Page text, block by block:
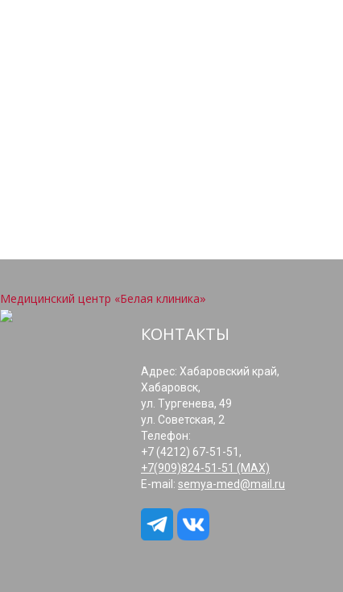
Медицинский центр «Белая клиника»
КОНТАКТЫ
Адрес: Хабаровский край,
Хабаровск,
ул. Тургенева, 49
ул. Советская, 2
Телефон:
+7 (4212) 67-51-51,
+7(909)824-51-51 (МАХ)
E-mail:semya-med@mail.ru